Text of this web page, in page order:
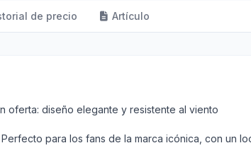
de precio Artículo
oferta: diseño elegante y resistente al viento
para los fans de la marca icónica, con un